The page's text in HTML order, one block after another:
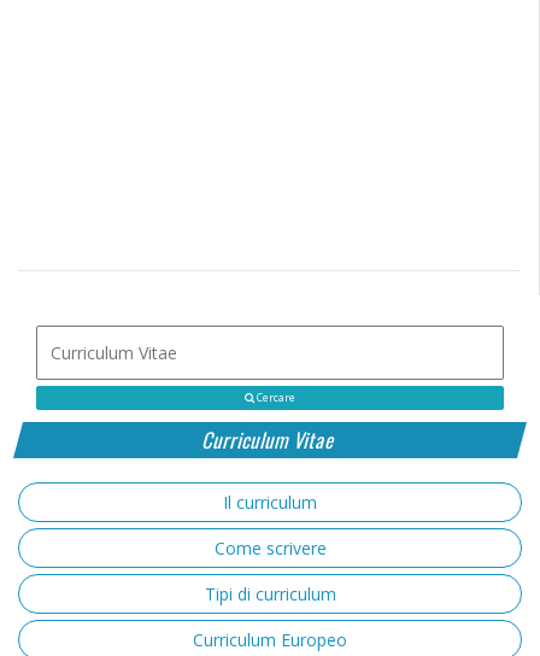
Cercare
Curriculum Vitae
Il curriculum
Come scrivere
Tipi di curriculum
Curriculum Europeo